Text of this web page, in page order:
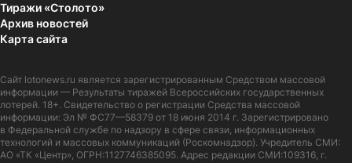
Тиражи «Столото»
Архив новостей
Карта сайта
Сайт lotonews.ru является зарегистрированным Средством массовой
информации — Результаты тиражей Всероссийских государственных
лотерей. 18+. Свидетельство о регистрации Средства массовой
информации: Эл № ФС77—58379 от 18 июня 2014 г. Зарегистрировано
в Федеральной службе по надзору в сфере связи, информационных
технологий и массовых коммуникаций (Роскомнадзор). Учредитель СМИ:
АО «ТК «Центр», ОГРН:1127746385095. Адрес редакции СМИ:109316, г.